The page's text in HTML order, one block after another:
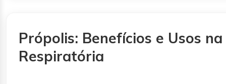
Própolis: Benefícios e Usos
Respiratória